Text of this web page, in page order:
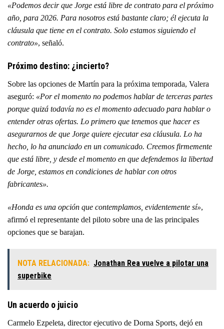
«Podemos decir que Jorge está libre de contrato para el próximo
año, para 2026. Para nosotros está bastante claro; él ejecuta la
cláusula que tiene en el contrato. Solo estamos siguiendo el
contrato», señaló.
Próximo destino: ¿incierto?
Sobre las opciones de Martín para la próxima temporada, Valera
aseguró: «Por el momento no podemos hablar de terceras partes
porque quizá todavía no es el momento adecuado para hablar o
entender otras ofertas. Lo primero que tenemos que hacer es
asegurarnos de que Jorge quiere ejecutar esa cláusula. Lo ha
hecho, lo ha anunciado en un comunicado. Creemos firmemente
que está libre, y desde el momento en que defendemos la libertad
de Jorge, estamos en condiciones de hablar con otros
fabricantes».
«Honda es una opción que contemplamos, evidentemente sí»,
afirmó el representante del piloto sobre una de las principales
opciones que se barajan.
NOTA RELACIONADA: Jonathan Rea vuelve a pilotar una
superbike
Un acuerdo o juicio
Carmelo Ezpeleta, director ejecutivo de Dorna Sports, dejó en